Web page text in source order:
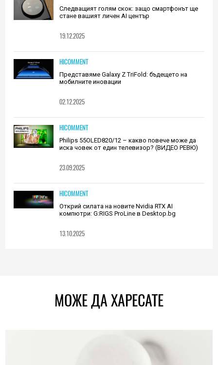
Следващият голям скок: защо смартфонът ще
стане вашият личен AI център
19.12.2025
HICOMMENT
Представяме Galaxy Z TriFold: бъдещето на
мобилните иновации
02.12.2025
HICOMMENT
Philips 55OLED820/12 – какво повече може да
иска човек от един телевизор? (ВИДЕО РЕВЮ)
23.09.2025
HICOMMENT
Открий силата на новите Nvidia RTX AI
компютри: G:RIGS ProLine в Desktop.bg
13.10.2025
МОЖЕ ДА ХАРЕСАТЕ